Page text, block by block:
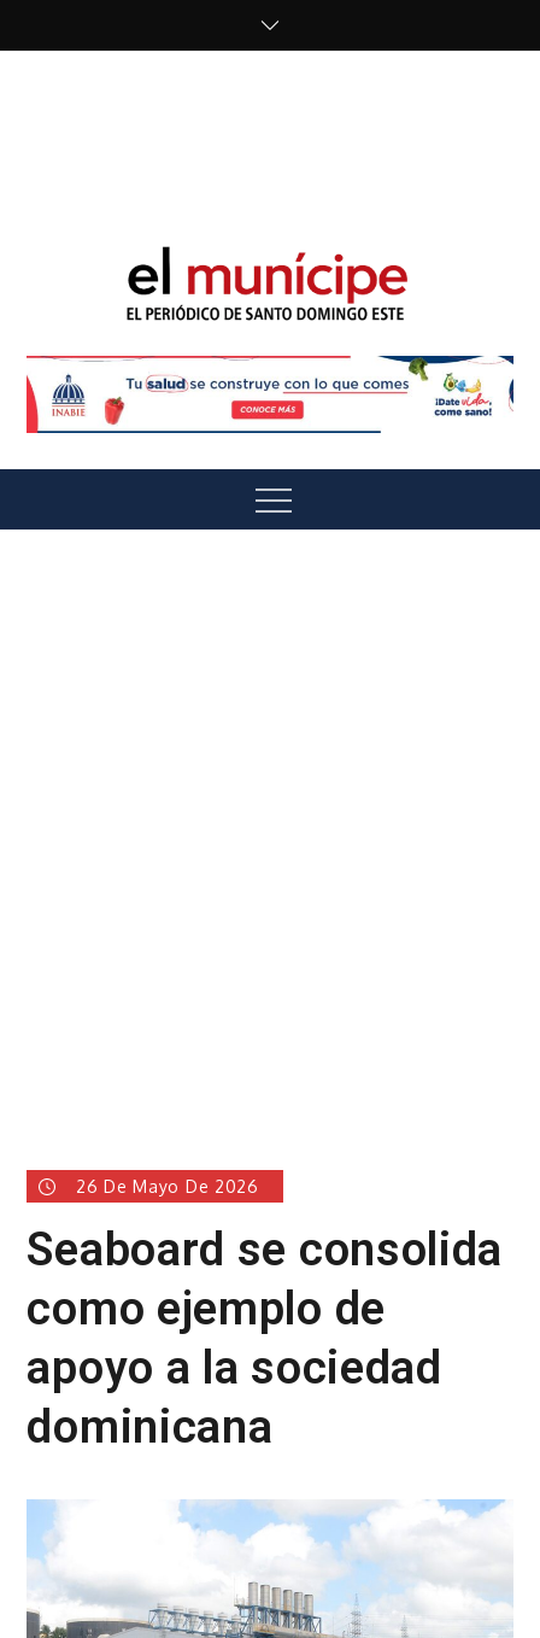
El Munícipe
Menu
26 De Mayo De 2026
Seaboard se consolida
como ejemplo de
apoyo a la sociedad
dominicana